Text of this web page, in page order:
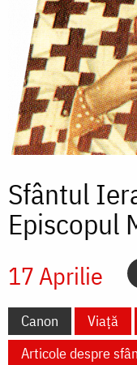
Sfântul
Episcopul
17 Aprilie
Canon Viață
Articole despre